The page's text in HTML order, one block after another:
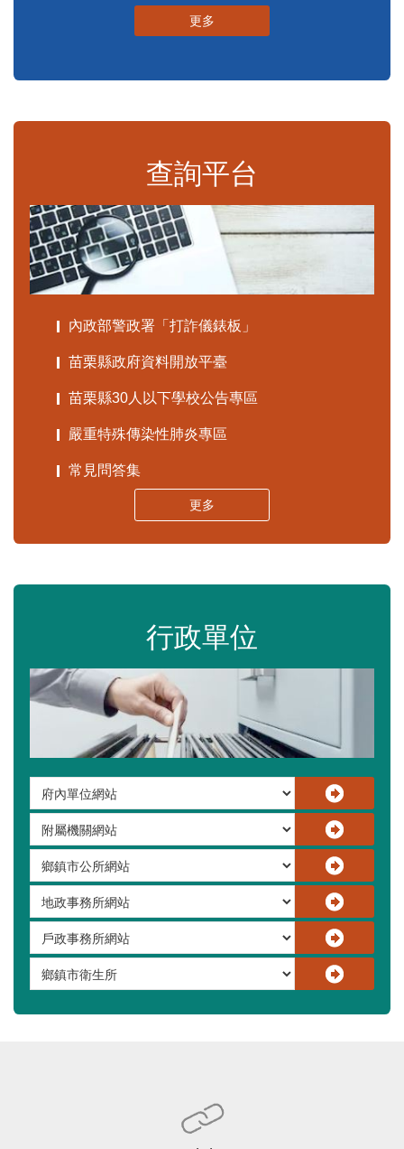
更多
查詢平台
內政部警政署「打詐儀錶板」
苗栗縣政府資料開放平臺
苗栗縣30人以下學校公告專區
嚴重特殊傳染性肺炎專區
常見問答集
更多
行政單位